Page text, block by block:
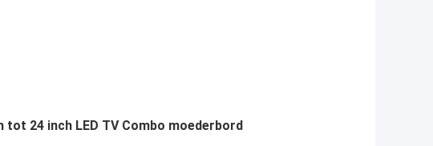
tot 24 inch LED TV Combo moederbord